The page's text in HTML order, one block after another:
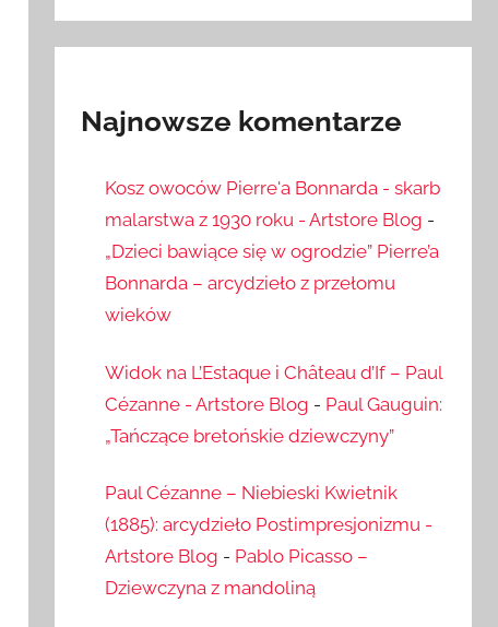
Najnowsze komentarze
Kosz owoców Pierre'a Bonnarda - skarb
malarstwa z 1930 roku - Artstore Blog -
„Dzieci bawiące się w ogrodzie” Pierre’a
Bonnarda – arcydzieło z przełomu
wieków
Widok na L’Estaque i Château d’If – Paul
Cézanne - Artstore Blog - Paul Gauguin:
„Tańczące bretońskie dziewczyny”
Paul Cézanne – Niebieski Kwietnik
(1885): arcydzieło Postimpresjonizmu -
Artstore Blog - Pablo Picasso –
Dziewczyna z mandoliną